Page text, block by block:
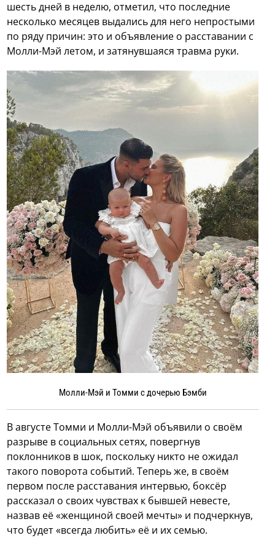
шесть дней в неделю, отметил, что последние
несколько месяцев выдались для него непростыми
по ряду причин: это и объявление о расставании с
Молли-Мэй летом, и затянувшаяся травма руки.
Молли-Мэй и Томми с дочерью Бэмби
В августе Томми и Молли-Мэй объявили о своём
разрыве в социальных сетях, повергнув
поклонников в шок, поскольку никто не ожидал
такого поворота событий. Теперь же, в своём
первом после расставания интервью, боксёр
рассказал о своих чувствах к бывшей невесте,
назвав её «женщиной своей мечты» и подчеркнув,
что будет «всегда любить» её и их семью.